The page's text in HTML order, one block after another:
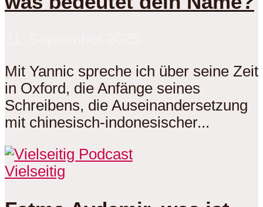
Mit Yannic spreche ich über seine Zeit
in Oxford, die Anfänge seines
Schreibens, die Auseinandersetzung
mit chinesisch-indonesischer...
Vielseitig